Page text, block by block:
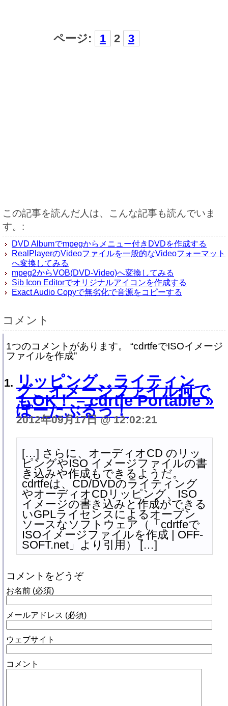
ページ: 1 2 3
この記事を読んだ人は、こんな記事も読んでいま
す。:
DVD Albumでmpegからメニュー付きDVDを作成する
RealPlayerのVideoファイルを一般的なVideoフォーマット
へ変換してみる
mpeg2からVOB(DVD-Video)へ変換してみる
Sib Icon Editorでオリジナルアイコンを作成する
Exact Audio Copyで無劣化で音源をコピーする
コメント
1つのコメントがあります。 “cdrtfeでISOイメージ
ファイルを作成”
リッピング、ライティン
グ、イメージファイル何で
もOK！ – cdrtfe Portable »
ぽーたぶるっ！
2012年09月17日 @ 12:02:21
[…] さらに、オーディオCD のリッ
ピングやISO イメージファイルの書
き込みや作成もできるようだ。
cdrtfeは、CD/DVDのライティング
やオーディオCDリッピング、ISO
イメージの書き込みと作成ができる
いGPLライセンスによるオープン
ソースなソフトウェア（「cdrtfeで
ISOイメージファイルを作成 | OFF-
SOFT.net」より引用） […]
コメントをどうぞ
お名前 (必須)
メールアドレス (必須)
ウェブサイト
コメント